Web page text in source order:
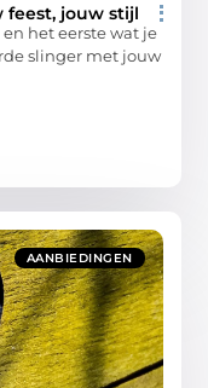
feest, jouw stijl
het eerste wat je
slinger met jouw
AANBIEDINGEN